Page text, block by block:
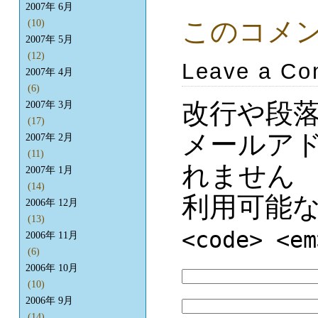
このコメ
Leave a
改行や段
メールア
れません
利用可能
<code>
2007年 6月
(10)
2007年 5月
(12)
2007年 4月
(6)
2007年 3月
(17)
2007年 2月
(11)
2007年 1月
(14)
2006年 12月
(13)
2006年 11月
(6)
2006年 10月
(10)
2006年 9月